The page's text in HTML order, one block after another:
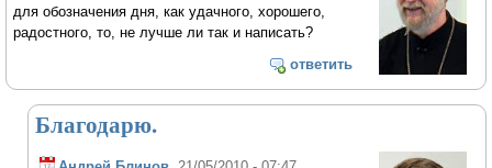
для обозначения дня, как удачного, хорошего,
радостного, то, не лучше ли так и написать?
ответить
Благодарю.